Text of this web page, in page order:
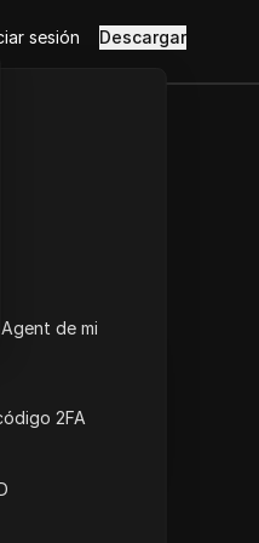
de mi
2FA
sesión Descargar
página
página